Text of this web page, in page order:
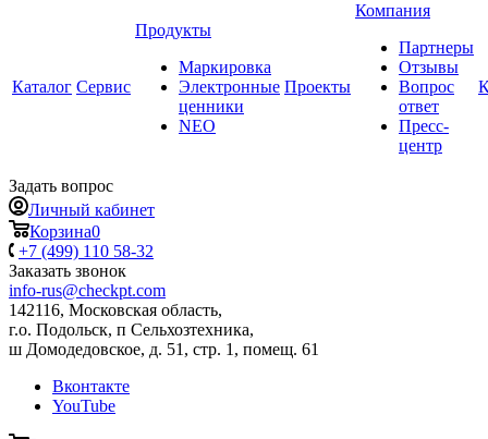
Каталог Сервис
Продукты
Маркировка
Электронные
ценники
NEO
Проекты
Компания
Партнеры
Отзывы
Вопрос
ответ
Пресс-
центр
Задать вопрос
Личный кабинет
Корзина0
+7 (499) 110 58-32
Заказать звонок
info-rus@checkpt.com
142116, Московская область,
г.о. Подольск, п Сельхозтехника,
ш Домодедовское, д. 51, стр. 1, помещ. 61
Вконтакте
YouTube